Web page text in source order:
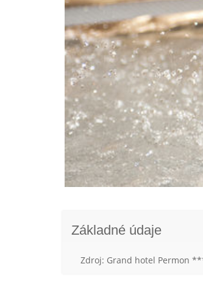
Základné údaje
Zdroj: Grand hotel Permon